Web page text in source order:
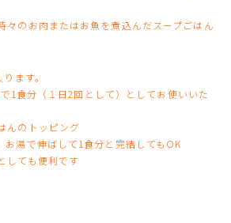
々のお肉またはお魚を煮込んだスープごはん
ます。
1食分（１日2回として）としてお使いいた
んのトッピング
お湯で伸ばして1食分と完結してもOK
しても便利です